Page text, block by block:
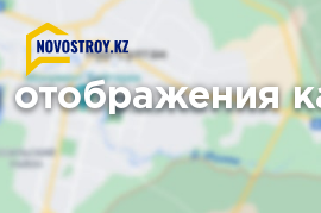
отображения